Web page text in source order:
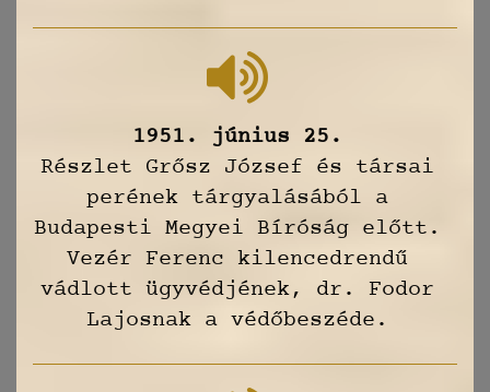
1951. június 25.
Részlet Grősz József és társai
perének tárgyalásából a
Budapesti Megyei Bíróság előtt.
Vezér Ferenc kilencedrendű
vádlott ügyvédjének, dr. Fodor
Lajosnak a védőbeszéde.